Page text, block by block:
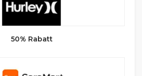
50% Rabatt